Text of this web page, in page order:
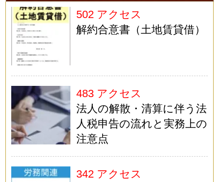
502 アクセス
解約合意書（土地賃貸借）
483 アクセス
法人の解散・清算に伴う法
人税申告の流れと実務上の
注意点
342 アクセス